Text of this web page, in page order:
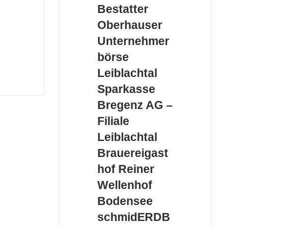
Bestatter
Bestatter
Oberhauser
Unternehmerbörse
Unternehmer
börse
Leiblachtal
Sparkasse
Bregenz
AG
–
Leiblachtal
Sparkasse
Bregenz AG –
Filiale
Leiblachtal
Brauereigasthof
Brauereigast
hof Reiner
Wellenhof
Wellenhof
Bodensee
schmidERDBAU
schmidERDB